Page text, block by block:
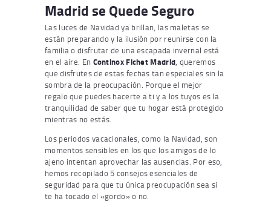
Madrid se Quede Seguro
Las luces de Navidad ya brillan, las maletas se
están preparando y la ilusión por reunirse con la
familia o disfrutar de una escapada invernal está
en el aire. En Continox Fichet Madrid, queremos
que disfrutes de estas fechas tan especiales sin la
sombra de la preocupación. Porque el mejor
regalo que puedes hacerte a ti y a los tuyos es la
tranquilidad de saber que tu hogar está protegido
mientras no estás.
Los periodos vacacionales, como la Navidad, son
momentos sensibles en los que los amigos de lo
ajeno intentan aprovechar las ausencias. Por eso,
hemos recopilado 5 consejos esenciales de
seguridad para que tu única preocupación sea si
te ha tocado el «gordo» o no.